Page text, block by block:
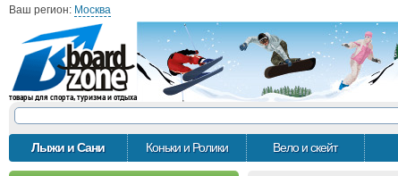
Ваш регион: Москва
товары для спорта, туризма и отдыха
Лыжи и Сани Коньки и Ролики Вело и скейт